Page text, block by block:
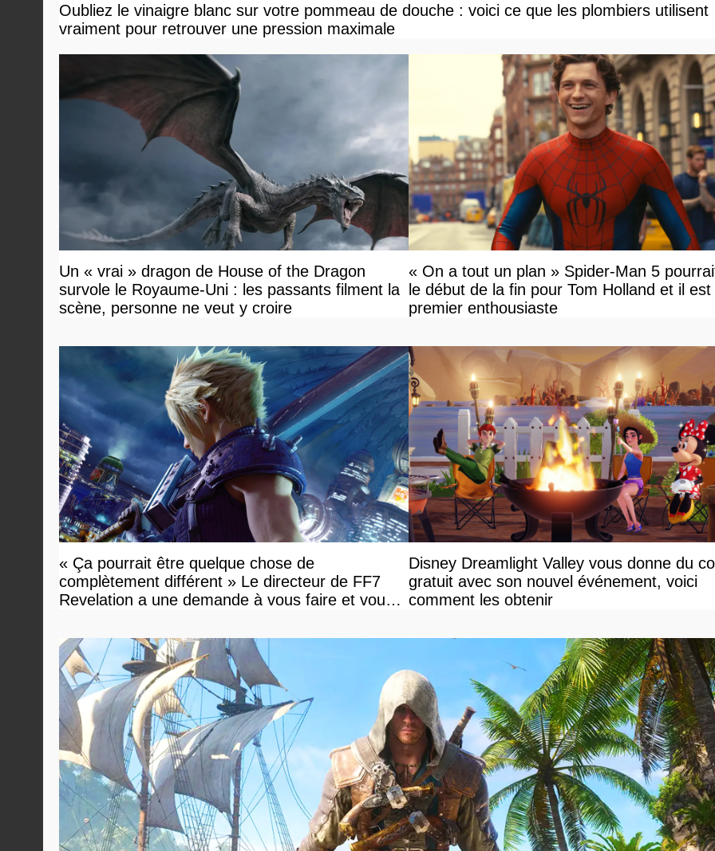
Oubliez le vinaigre blanc sur votre pommeau de douche : voici ce que les plombiers utilisent
vraiment pour retrouver une pression maximale
Un « vrai » dragon de House of the Dragon
survole le Royaume-Uni : les passants filment la
scène, personne ne veut y croire
« On a tout un plan » Spider-Man 5
le début de la fin pour Tom Holland et il est le
premier enthousiaste
« Ça pourrait être quelque chose de
complètement différent » Le directeur de FF7
Revelation a une demande à vous faire et vous
Disney Dreamlight Valley vous donne du
gratuit avec son nouvel événement, voici
comment les obtenir